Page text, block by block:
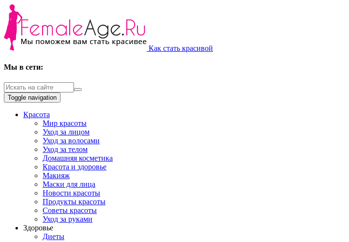
Как стать красивой
Мы в сети:
Toggle navigation
Красота
Мир красоты
Уход за лицом
Уход за волосами
Уход за телом
Домашняя косметика
Красота и здоровье
Макияж
Маски для лица
Новости красоты
Продукты красоты
Советы красоты
Уход за руками
Здоровье
Диеты